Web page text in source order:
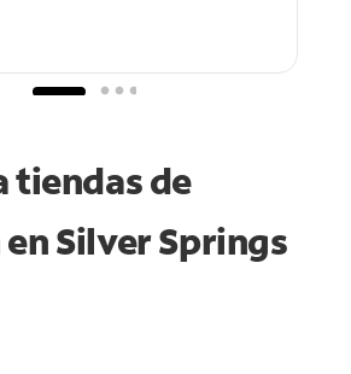
tiendas de
Silver Springs